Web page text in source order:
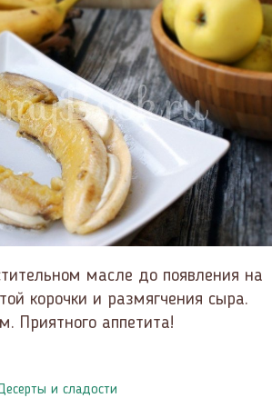
масле до появления на
корочки и размягчения сыра.
Приятного аппетита!
и сладости